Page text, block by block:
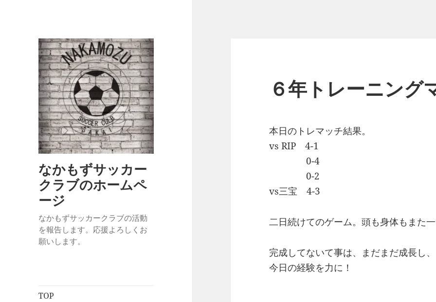
なかもずサッカー
クラブのホームペ
ージ
なかもずサッカークラブの活動
を報告します。応援よろしくお
願いします。
TOP
６年トレーニング
本日のトレマッチ結果。
vs RIP 4-1
0-4
0-2
vs三宝 4-3
二日続けてのゲーム。頭も身体もまた
完成してないて事は、まだまだ成長し
今日の経験を力に！